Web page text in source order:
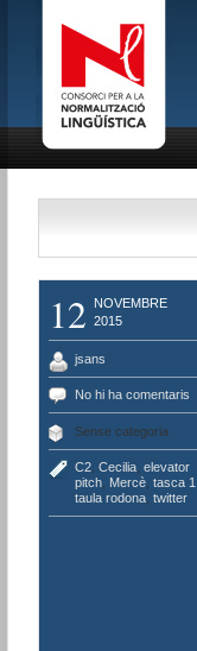
12
NOVEMBRE
2015
jsans
No hi ha comentaris
Sense categoria
C2, Cecilia, elevator
pitch, Mercè, tasca 1
taula rodona, twitter